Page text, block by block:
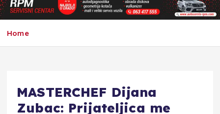
t
e
Home
MASTERCHEF Dijana
Zubac: Prijateljica me